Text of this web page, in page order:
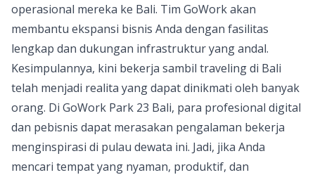
operasional mereka ke Bali. Tim GoWork akan
membantu ekspansi bisnis Anda dengan fasilitas
lengkap dan dukungan infrastruktur yang andal.
Kesimpulannya, kini bekerja sambil traveling di Bali
telah menjadi realita yang dapat dinikmati oleh banyak
orang. Di GoWork Park 23 Bali, para profesional digital
dan pebisnis dapat merasakan pengalaman bekerja
menginspirasi di pulau dewata ini. Jadi, jika Anda
mencari tempat yang nyaman, produktif, dan